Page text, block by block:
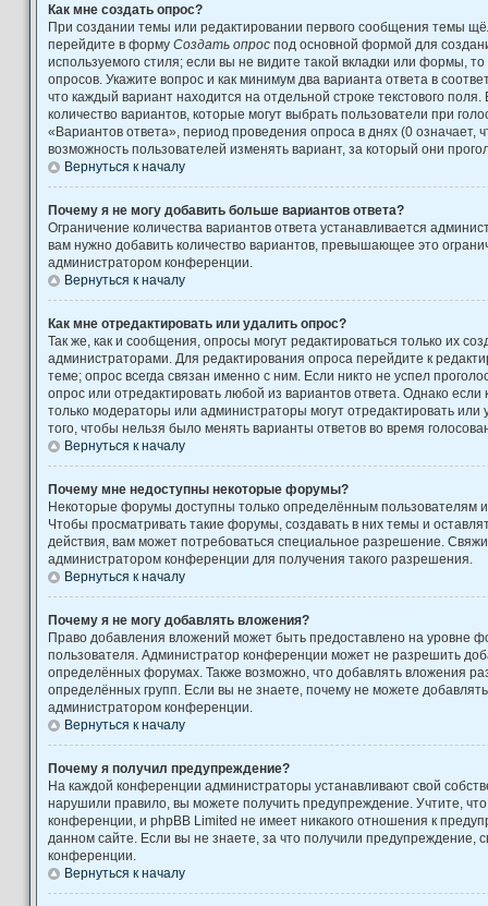
Как мне создать опрос?
При создании темы или редактировании первого сообщения темы
перейдите в форму Создать опрос под основной формой для
используемого стиля; если вы не видите такой вкладки или формы,
опросов. Укажите вопрос и как минимум два варианта ответа в
что каждый вариант находится на отдельной строке текстового
количество вариантов, которые могут выбрать пользователи при
«Вариантов ответа», период проведения опроса в днях (0 означает,
возможность пользователей изменять вариант, за который они
Вернуться к началу
Почему я не могу добавить больше вариантов ответа?
Ограничение количества вариантов ответа устанавливается
вам нужно добавить количество вариантов, превышающее это
администратором конференции.
Вернуться к началу
Как мне отредактировать или удалить опрос?
Так же, как и сообщения, опросы могут редактироваться только их
администраторами. Для редактирования опроса перейдите к
теме; опрос всегда связан именно с ним. Если никто не успел
опрос или отредактировать любой из вариантов ответа. Однако если
только модераторы или администраторы могут отредактировать или
того, чтобы нельзя было менять варианты ответов во время
Вернуться к началу
Почему мне недоступны некоторые форумы?
Некоторые форумы доступны только определённым пользователям
Чтобы просматривать такие форумы, создавать в них темы и
действия, вам может потребоваться специальное разрешение.
администратором конференции для получения такого разрешения.
Вернуться к началу
Почему я не могу добавлять вложения?
Право добавления вложений может быть предоставлено на уровне
пользователя. Администратор конференции может не разрешить
определённых форумах. Также возможно, что добавлять вложения
определённых групп. Если вы не знаете, почему не можете
администратором конференции.
Вернуться к началу
Почему я получил предупреждение?
На каждой конференции администраторы устанавливают свой
нарушили правило, вы можете получить предупреждение. Учтите,
конференции, и phpBB Limited не имеет никакого отношения к
данном сайте. Если вы не знаете, за что получили предупреждение,
конференции.
Вернуться к началу